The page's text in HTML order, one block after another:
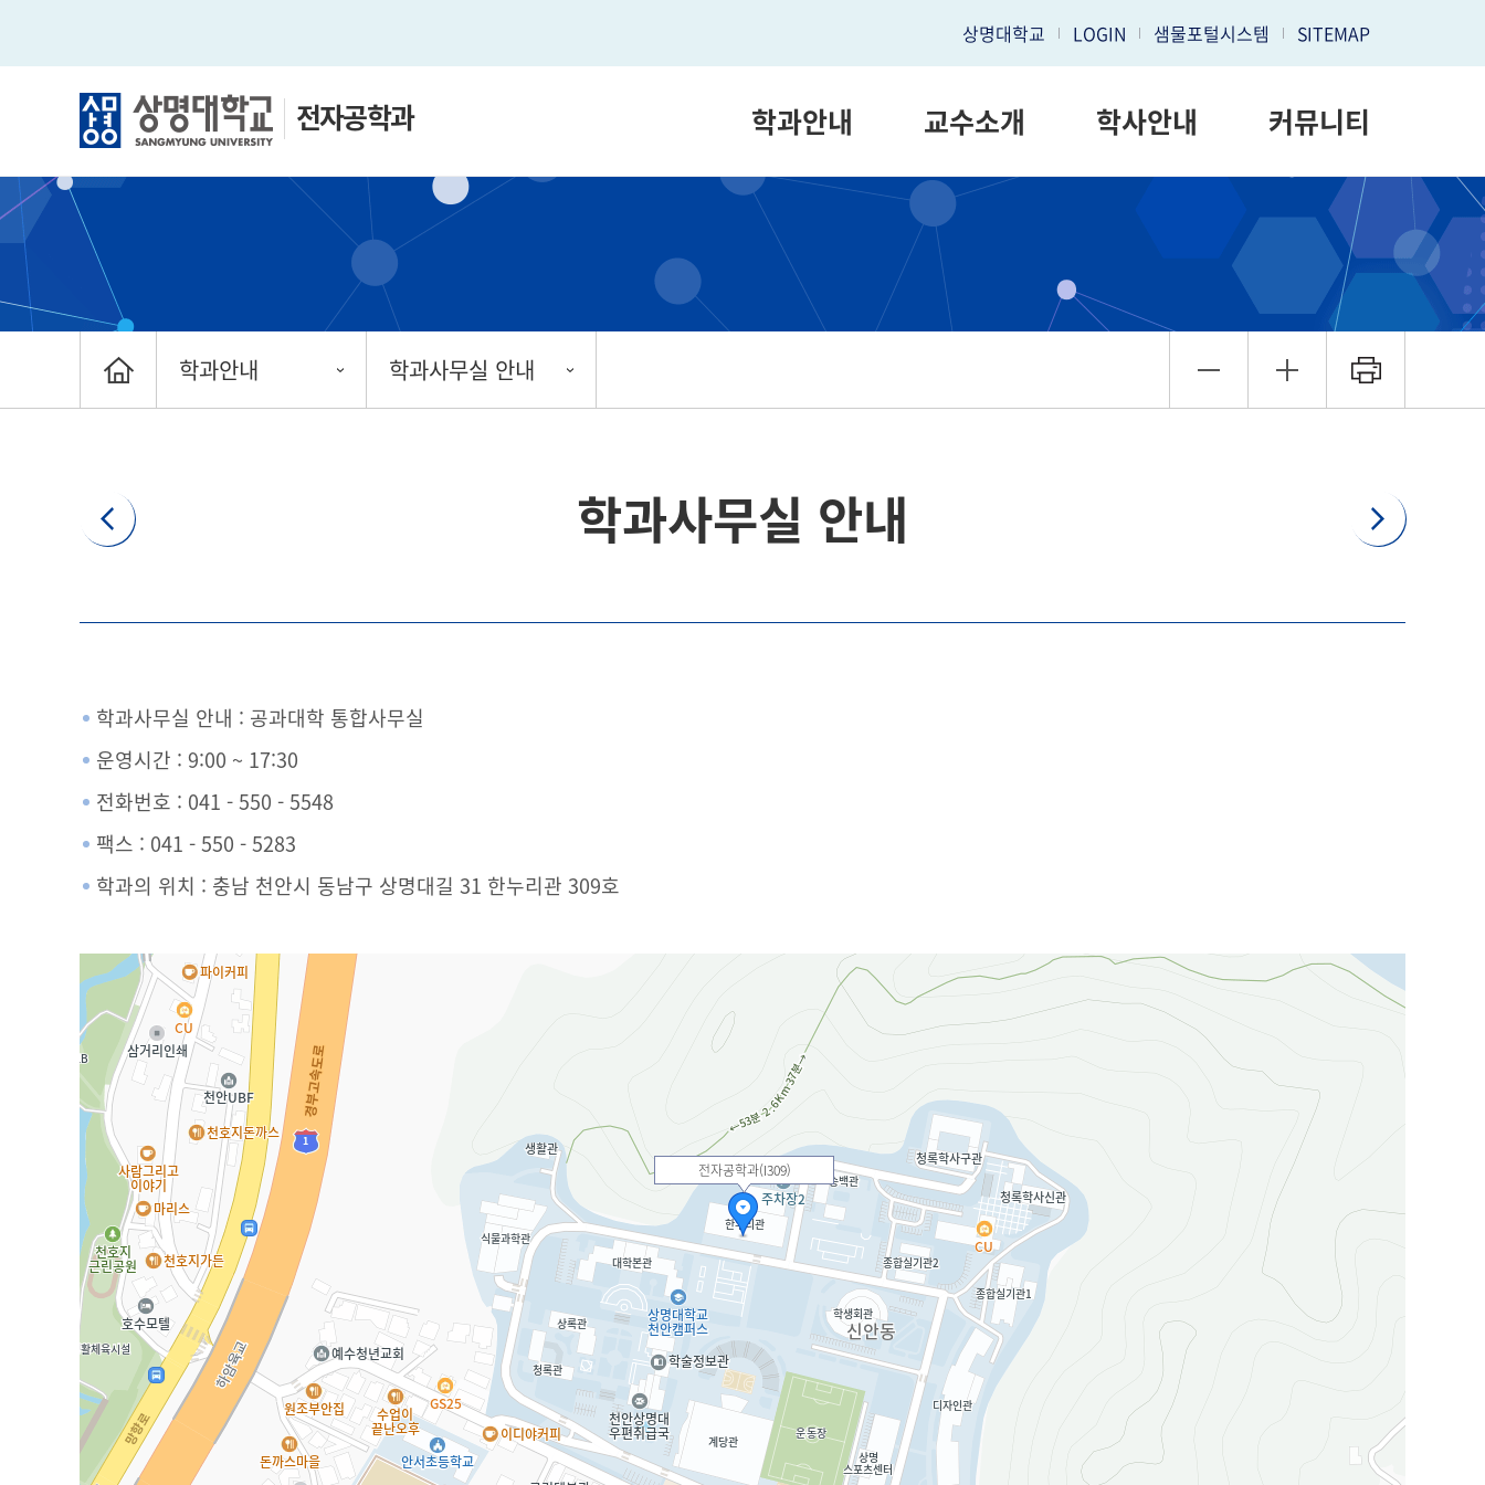
상명대학교 LOGIN 샘물포털시스템 SITEMAP
전자공학과 학과안내 교수소개 학사안내 커뮤니티
학과안내 학과사무실 안내
학과사무실 안내
학과사무실 안내 : 공과대학 통합사무실
운영시간 : 9:00 ~ 17:30
전화번호 : 041 - 550 - 5548
팩스 : 041 - 550 - 5283
학과의 위치 : 충남 천안시 동남구 상명대길 31 한누리관 309호
전자공학과(I309)